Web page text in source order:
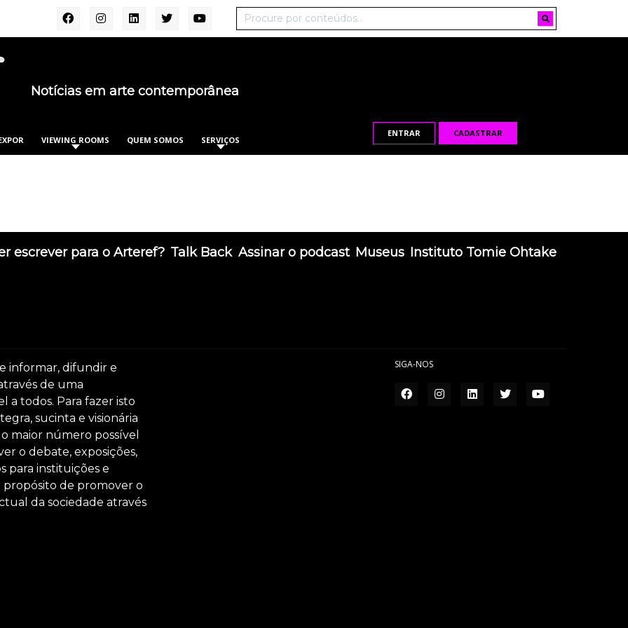
Notícias em arte contemporânea
VIEWING ROOMS QUEM SOMOS SERVIÇOS
ENTRAR CADASTRAR
escrever para o Arteref? Talk Back Assinar o podcast Museus Instituto Tomie Ohtake
informar, difundir e
de uma
a todos. Para fazer isto
sucinta e visionária
maior número possível
o debate, exposições,
para instituições e
propósito de promover o
da sociedade através
SIGA-NOS